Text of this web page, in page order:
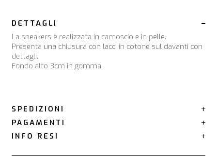
DETTAGLI
La sneakers è realizzata in camoscio e in pelle.
Presenta una chiusura con lacci in cotone sul davanti con
dettagli.
Fondo alto 3cm in gomma.
SPEDIZIONI
PAGAMENTI
INFO RESI